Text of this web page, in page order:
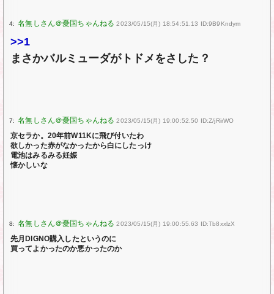
4: 2023/05/15(月) 18:54:51.13 ID:9B9Kndym
>>1
まさかバルミューダがトドメをさした？
7: 2023/05/15(月) 19:00:52.50 ID:Z/jRirWO
京セラか。20年前W11Kに飛び付いたわ
欲しかった赤がなかったから白にしたっけ
電池はみるみる妊娠
懐かしいな
8: 2023/05/15(月) 19:00:55.63 ID:Tb8xxlzX
先月DIGNO購入したというのに
買ってよかったのか悪かったのか